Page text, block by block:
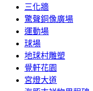
三化牆
驚聲銅像廣場
運動場
球場
地球村雕塑
覺軒花園
宮燈大道